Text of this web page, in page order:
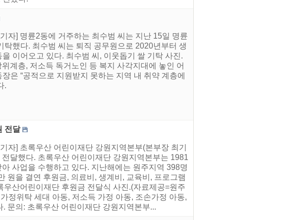
자] 명륜2동에 거주하는 최수범 씨는 지난 15일 명륜
했다. 최수범 씨는 퇴직 공무원으로 2020년부터 생
이어오고 있다. 최수범 씨, 이웃돕기 쌀 기탁 사진.
계층, 저소득 독거노인 등 복지 사각지대에 놓인 어
은 “공적으로 지원받지 못하는 지역 내 취약 계층에
.
전달
자] 초록우산 어린이재단 강원지역본부(본부장 최기
달했다. 초록우산 어린이재단 강원지역본부는 1981
사업을 수행하고 있다. 지난해에는 원주지역 398명
원을 결연 후원금, 의료비, 생계비, 교육비, 프로그램
산어린이재단 후원금 전달식 사진.(자료제공=원주
정위탁 세대 아동, 저소득 가정 아동, 조손가정 아동,
문의: 초록우산 어린이재단 강원지역본부...